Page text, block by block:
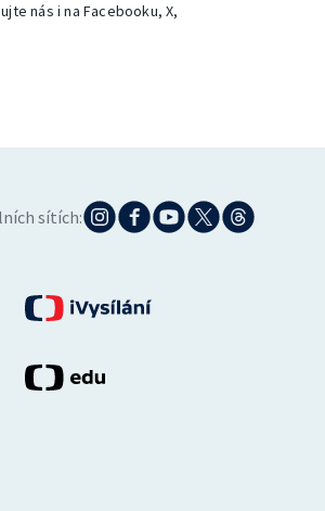
nás i na Facebooku, X,
sítích: